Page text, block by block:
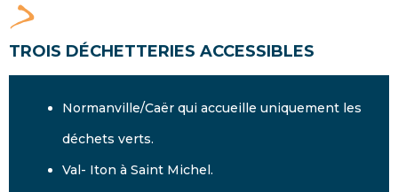
TROIS DÉCHETTERIES ACCESSIBLES
Normanville/Caër qui accueille uniquement les
déchets verts.
Val- Iton à Saint Michel.